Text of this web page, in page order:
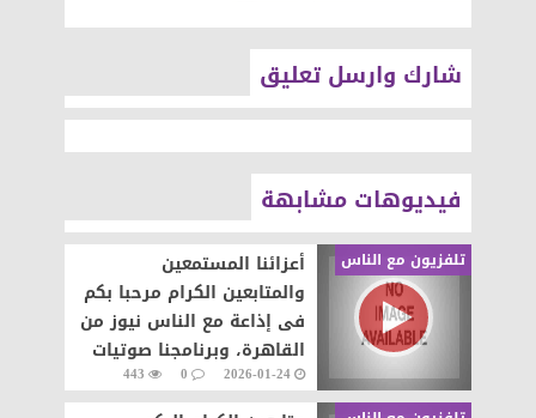
شارك وارسل تعليق
فيديوهات مشابهة
تلفزيون مع الناس
أعزائنا المستمعين
والمتابعين الكرام مرحبا بكم
فى إذاعة مع الناس نيوز من
القاهرة، وبرنامجنا صوتيات
مع الناس من إعداد وتقديم
2026-01-24
0
443